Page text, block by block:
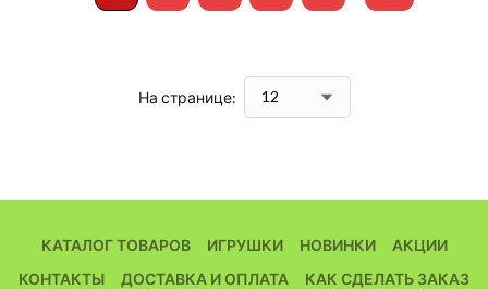
На странице:
КАТАЛОГ ТОВАРОВ ИГРУШКИ НОВИНКИ
АКЦИИ
КОНТАКТЫ
ДОСТАВКА И ОПЛАТА КАК СДЕЛАТЬ ЗАКАЗ